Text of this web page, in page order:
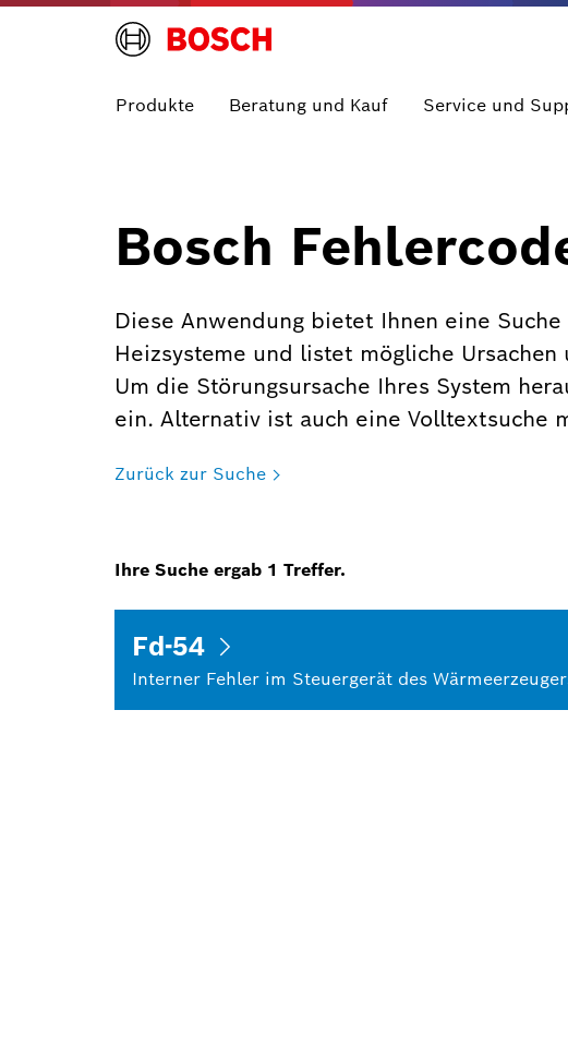
Produkte Beratung und Kauf Service und
Bosch
Diese Anwendung bietet Ihnen eine
Heizsysteme und listet mögliche Ursachen
Um die Störungsursache Ihres System
ein. Alternativ ist auch eine Volltextsuche
Zurück zur Suche
Ihre Suche ergab 1 Treffer.
Fd-54
Interner Fehler im Steuergerät des